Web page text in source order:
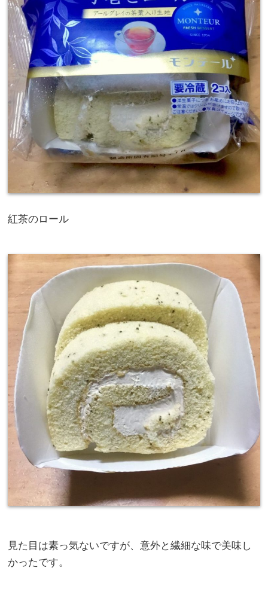
紅茶のロール
見た目は素っ気ないですが、意外と繊細な味で美味し
かったです。